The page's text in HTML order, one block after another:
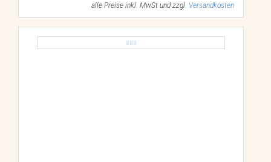
alle Preise inkl. MwSt und zzgl. Versandkosten